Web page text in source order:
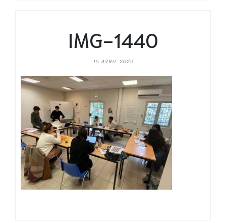
IMG-1440
15 AVRIL 2022